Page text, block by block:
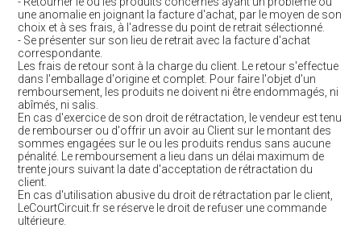
une anomalie en joignant la facture d'achat, par le moyen de son
choix et à ses frais, à l'adresse du point de retrait sélectionné.
- Se présenter sur son lieu de retrait avec la facture d'achat
correspondante.
Les frais de retour sont à la charge du client. Le retour s'effectue
dans l'emballage d'origine et complet. Pour faire l'objet d'un
remboursement, les produits ne doivent ni être endommagés, ni
abîmés, ni salis.
En cas d'exercice de son droit de rétractation, le vendeur est tenu
de rembourser ou d'offrir un avoir au Client sur le montant des
sommes engagées sur le ou les produits rendus sans aucune
pénalité. Le remboursement a lieu dans un délai maximum de
trente jours suivant la date d'acceptation de rétractation du
client.
En cas d'utilisation abusive du droit de rétractation par le client,
LeCourtCircuit.fr se réserve le droit de refuser une commande
ultérieure.